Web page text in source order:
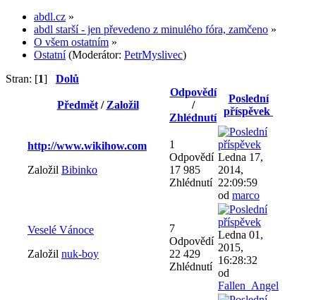
abdl.cz »
abdl starší - jen převedeno z minulého fóra, zamčeno »
O všem ostatním »
Ostatní(Moderátor: PetrMyslivec)
Stran: [1] Dolů
Předmět/ Založil
Odpovědí
/
Zhlédnutí
Poslední
příspěvek
http://www.wikihow.com
Založil Bibinko
1
Odpovědí
17 985
Zhlédnutí
Ledna 17,
2014,
22:09:59
od marco
Veselé Vánoce
Založil nuk-boy
7
Odpovědí
22 429
Zhlédnutí
Ledna 01,
2015,
16:28:32
od
Fallen_Angel